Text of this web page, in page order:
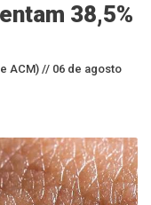
38,5%
ACM) // 06 de agosto